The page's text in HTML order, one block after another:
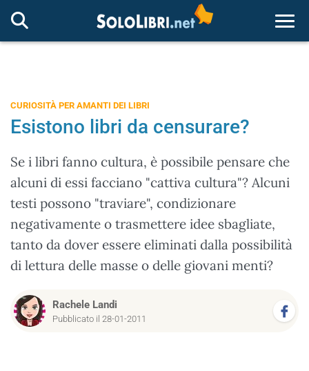
CURIOSITÀ PER AMANTI DEI LIBRI
Esistono libri da censurare?
Se i libri fanno cultura, è possibile pensare che
alcuni di essi facciano "cattiva cultura"? Alcuni
testi possono "traviare", condizionare
negativamente o trasmettere idee sbagliate,
tanto da dover essere eliminati dalla possibilità
di lettura delle masse o delle giovani menti?
Rachele Landi
Pubblicato il 28-01-2011